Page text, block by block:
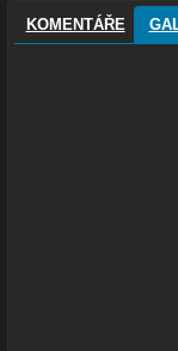
KOMENTÁŘE